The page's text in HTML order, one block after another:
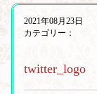
2021年08月23日
カテゴリー：
twitter_logo